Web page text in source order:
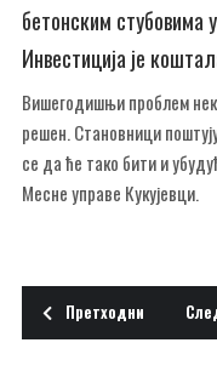
бетонским стубовима
Инвестиција је
Вишегодишњи проблем
решен. Становници
се да ће тако бити и
Месне управе Кукујевци.
Претходни чланак:
Претходни